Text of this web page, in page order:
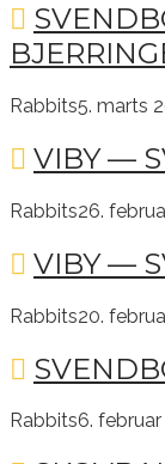
Rabbits5. marts
VIBY —
Rabbits26.
VIBY —
Rabbits20.
Rabbits6.